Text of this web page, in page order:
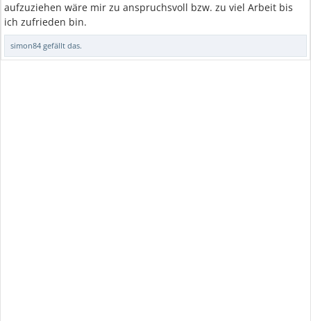
aufzuziehen wäre mir zu anspruchsvoll bzw. zu viel Arbeit bis
ich zufrieden bin.
simon84 gefällt das.